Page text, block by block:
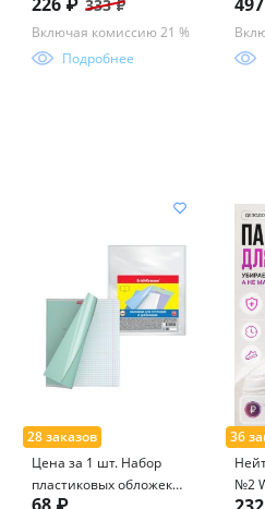
333 ₽
Включая комиссию 21 %
Подробнее
19-
Цена за 1 шт. Набор
пластиковых обложек
№2